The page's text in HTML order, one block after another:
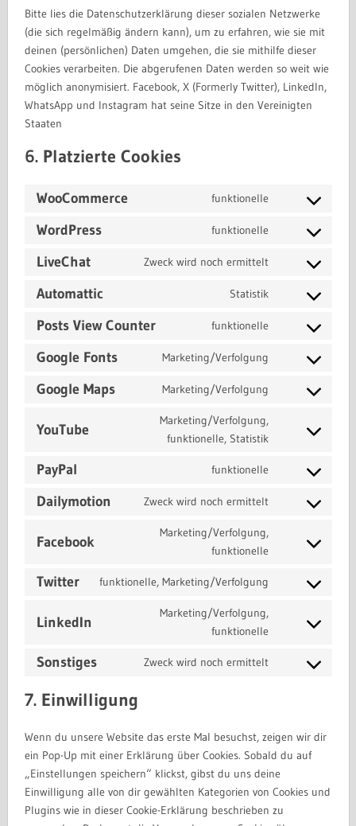
Bitte lies die Datenschutzerklärung dieser sozialen Netzwerke
(die sich regelmäßig ändern kann), um zu erfahren, wie sie mit
deinen (persönlichen) Daten umgehen, die sie mithilfe dieser
Cookies verarbeiten. Die abgerufenen Daten werden so weit wie
möglich anonymisiert. Facebook, X (Formerly Twitter), LinkedIn,
WhatsApp und Instagram hat seine Sitze in den Vereinigten
Staaten
6. Platzierte Cookies
WooCommerce funktionelle
Consent
woocommerce
WordPress funktionelle
Consent
wordpress
LiveChat Zweck wird noch ermittelt
Consent
livechat
Automattic Statistik
Consent
automattic
Posts View Counter funktionelle
Consent
posts-
counter
Google Fonts Marketing/Verfolgung
Consent
Google Maps Marketing/Verfolgung
Consent
service
YouTube
Marketing/Verfolgung,
funktionelle, Statistik
Consent
service
PayPal funktionelle
Consent
Dailymotion Zweck wird noch ermittelt
Consent
service
Facebook
Marketing/Verfolgung,
funktionelle
Consent
service
Twitter funktionelle, Marketing/Verfolgung
Consent
service
LinkedIn
Marketing/Verfolgung,
funktionelle
Consent
service
Sonstiges Zweck wird noch ermittelt
Consent
7. Einwilligung
Wenn du unsere Website das erste Mal besuchst, zeigen wir dir
ein Pop-Up mit einer Erklärung über Cookies. Sobald du auf
„Einstellungen speichern“ klickst, gibst du uns deine
Einwilligung alle von dir gewählten Kategorien von Cookies und
Plugins wie in dieser Cookie-Erklärung beschrieben zu